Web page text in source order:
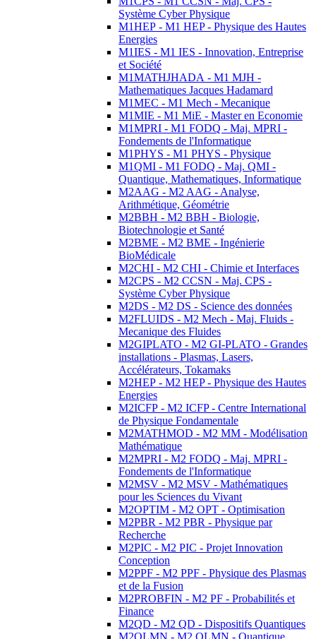
Système Cyber Physique
M1HEP - M1 HEP - Physique des Hautes
Energies
M1IES - M1 IES - Innovation, Entreprise
et Société
M1MATHJHADA - M1 MJH -
Mathematiques Jacques Hadamard
M1MEC - M1 Mech - Mecanique
M1MIE - M1 MiE - Master en Economie
M1MPRI - M1 FODQ - Maj. MPRI -
Fondements de l'Informatique
M1PHYS - M1 PHYS - Physique
M1QMI - M1 FODQ - Maj. QMI -
Quantique, Mathematiques, Informatique
M2AAG - M2 AAG - Analyse,
Arithmétique, Géométrie
M2BBH - M2 BBH - Biologie,
Biotechnologie et Santé
M2BME - M2 BME - Ingénierie
BioMédicale
M2CHI - M2 CHI - Chimie et Interfaces
M2CPS - M2 CCSN - Maj. CPS -
Système Cyber Physique
M2DS - M2 DS - Science des données
M2FLUIDS - M2 Mech - Maj. Fluids -
Mecanique des Fluides
M2GIPLATO - M2 GI-PLATO - Grandes
installations - Plasmas, Lasers,
Accélérateurs, Tokamaks
M2HEP - M2 HEP - Physique des Hautes
Energies
M2ICFP - M2 ICFP - Centre International
de Physique Fondamentale
M2MATHMOD - M2 MM - Modélisation
Mathématique
M2MPRI - M2 FODQ - Maj. MPRI -
Fondements de l'Informatique
M2MSV - M2 MSV - Mathématiques
pour les Sciences du Vivant
M2OPTIM - M2 OPT - Optimisation
M2PBR - M2 PBR - Physique par
Recherche
M2PIC - M2 PIC - Projet Innovation
Conception
M2PPF - M2 PPF - Physique des Plasmas
et de la Fusion
M2PROBFIN - M2 PF - Probabilités et
Finance
M2QD - M2 QD - Dispositifs Quantiques
M2QLMN - M2 QLMN - Quantique,